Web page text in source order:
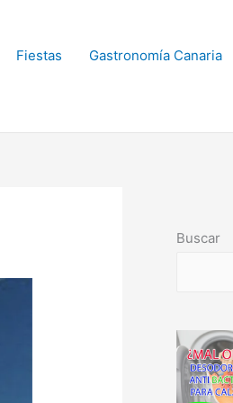
Fiestas Gastronomía Canaria
Buscar